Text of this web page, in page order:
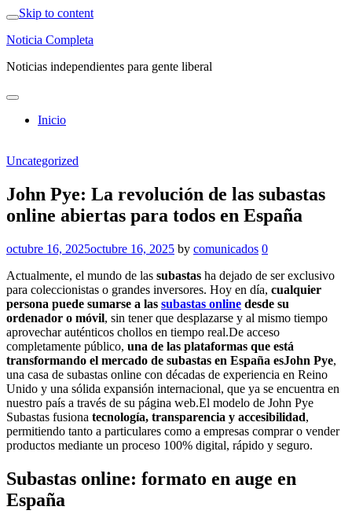
Skip to content
Noticia Completa
Noticias independientes para gente liberal
Inicio
Uncategorized
John Pye: La revolución de las subastas
online abiertas para todos en España
octubre 16, 2025octubre 16, 2025 by comunicados 0
Actualmente, el mundo de las subastas ha dejado de ser exclusivo
para coleccionistas o grandes inversores. Hoy en día, cualquier
persona puede sumarse a las subastas online desde su
ordenador o móvil, sin tener que desplazarse y al mismo tiempo
aprovechar auténticos chollos en tiempo real.De acceso
completamente público, una de las plataformas que está
transformando el mercado de subastas en España esJohn Pye,
una casa de subastas online con décadas de experiencia en Reino
Unido y una sólida expansión internacional, que ya se encuentra en
nuestro país a través de su página web.El modelo de John Pye
Subastas fusiona tecnología, transparencia y accesibilidad,
permitiendo tanto a particulares como a empresas comprar o vender
productos mediante un proceso 100% digital, rápido y seguro.
Subastas online: formato en auge en
España